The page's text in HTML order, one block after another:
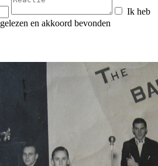
Ik heb
gelezen en akkoord bevonden